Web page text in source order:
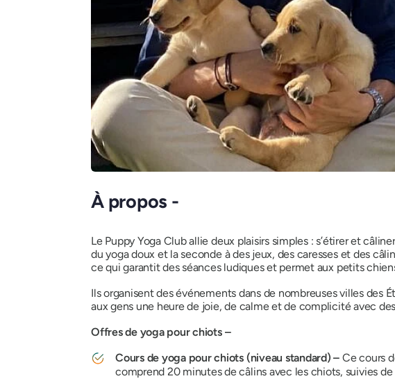
À propos -
Le Puppy Yoga Club allie deux plaisirs simples : s’étirer et
du yoga doux et la seconde à des jeux, des caresses et des
ce qui garantit des séances ludiques et permet aux petits
Ils organisent des événements dans de nombreuses villes des
aux gens une heure de joie, de calme et de complicité avec
Offres de yoga pour chiots –
Cours de yoga pour chiots (niveau standard) – Ce cours
comprend 20 minutes de câlins avec les chiots, suivies